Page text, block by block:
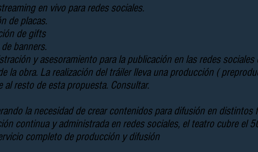
en vivo para redes sociales.
de placas.
de gifts
banners.
y asesoramiento para la publicación en las redes sociales
la obra. La realización del tráiler lleva una producción (
al resto de esta propuesta. Consultar.
la necesidad de crear contenidos para difusión en
continua y administrada en redes sociales, el teatro cubre el
completo de producción y difusión